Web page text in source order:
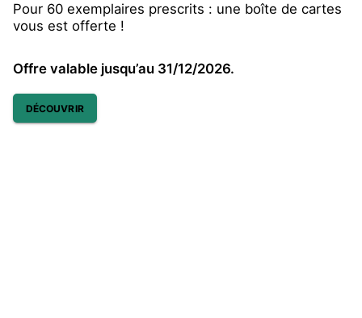
Pour 60 exemplaires prescrits : une boîte de cartes
vous est offerte !
Offre valable jusqu’au 31/12/2026.
DÉCOUVRIR